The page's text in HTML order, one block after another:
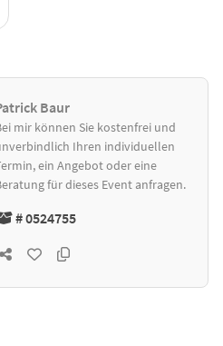
Baur
mir können Sie kostenfrei und
Ihren individuellen
ein Angebot oder eine
für dieses Event anfragen.
# 0524755